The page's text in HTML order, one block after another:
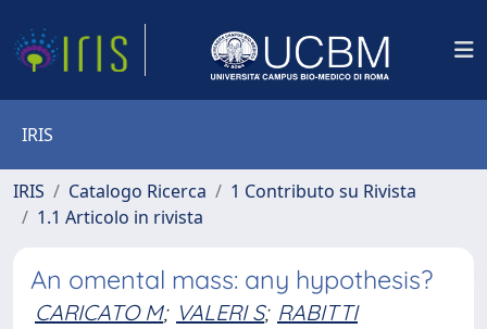
IRIS
IRIS Catalogo Ricerca
1 Contributo su Rivista
1.1 Articolo in rivista
An omental mass: any hypothesis?
CARICATO M; VALERI S; RABITTI